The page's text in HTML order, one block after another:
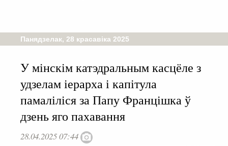
Панядзелак, 28 красавіка 2025
У мінскім катэдральным касцёле з
удзелам іерарха і капітула
памаліліся за Папу Францішка ў
дзень яго пахавання
28.04.2025 07:44